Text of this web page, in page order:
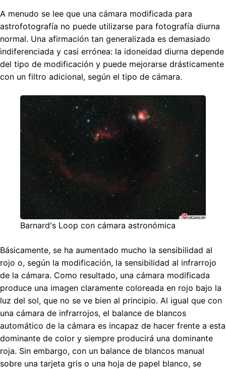
A menudo se lee que una cámara modificada para
astrofotografía no puede utilizarse para fotografía diurna
normal. Una afirmación tan generalizada es demasiado
indiferenciada y casi errónea: la idoneidad diurna depende
del tipo de modificación y puede mejorarse drásticamente
con un filtro adicional, según el tipo de cámara.
Barnard's Loop con cámara astronómica
Básicamente, se ha aumentado mucho la sensibilidad al
rojo o, según la modificación, la sensibilidad al infrarrojo
de la cámara. Como resultado, una cámara modificada
produce una imagen claramente coloreada en rojo bajo la
luz del sol, que no se ve bien al principio. Al igual que con
una cámara de infrarrojos, el balance de blancos
automático de la cámara es incapaz de hacer frente a esta
dominante de color y siempre producirá una dominante
roja. Sin embargo, con un balance de blancos manual
sobre una tarjeta gris o una hoja de papel blanco, se